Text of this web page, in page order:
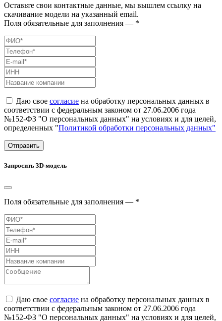
Оставьте свои контактные данные, мы вышлем ссылку на
скачивание модели на указанный email.
Поля обязательные для заполнения — *
Даю свое согласие на обработку персональных данных в
соответствии с федеральным законом от 27.06.2006 года
№152-ФЗ "О персональных данных" на условиях и для целей,
определенных "Политикой обработки персональных данных"
Отправить
Запросить 3D-модель
Поля обязательные для заполнения — *
Даю свое согласие на обработку персональных данных в
соответствии с федеральным законом от 27.06.2006 года
№152-ФЗ "О персональных данных" на условиях и для целей,